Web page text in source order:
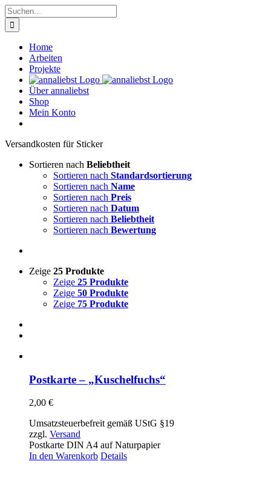
Zum
Inhalt
springen
Suche
nach:
Home
Arbeiten
Projekte
Über annaliebst
Shop
Mein Konto
Ver­sand­kos­ten für Sti­cker
Sortieren nach Beliebtheit
Sortieren nach Standardsortierung
Sortieren nach Name
Sortieren nach Preis
Sortieren nach Datum
Sortieren nach Beliebtheit
Sortieren nach Bewertung
Zeige 25 Produkte
Zeige 25 Produkte
Zeige 50 Produkte
Zeige 75 Produkte
Postkarte – „Kuschelfuchs“
2,00 €
Umsatzsteuerbefreit gemäß UStG §19
zzgl. Versand
Postkarte DIN A4 auf Naturpapier
In den Warenkorb Details